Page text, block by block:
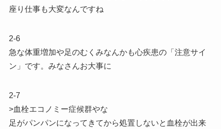
座り仕事も大変なんですね
2-6
急な体重増加や足のむくみなんかも心疾患の「注意サイ
ン」です。みなさんお大事に
2-7
>血栓エコノミー症候群やな
足がパンパンになってきてから処置しないと血栓が出来